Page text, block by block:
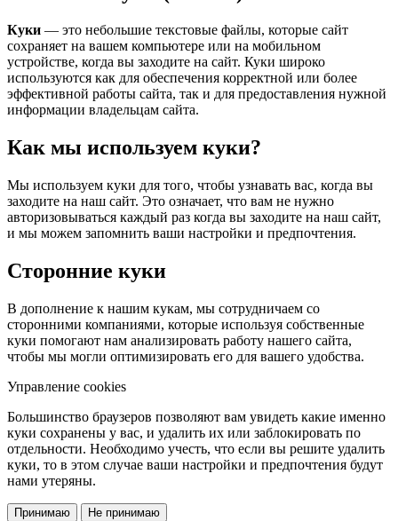
Куки — это небольшие текстовые файлы, которые сайт
сохраняет на вашем компьютере или на мобильном
устройстве, когда вы заходите на сайт. Куки широко
используются как для обеспечения корректной или более
эффективной работы сайта, так и для предоставления нужной
информации владельцам сайта.
Как мы используем куки?
Мы используем куки для того, чтобы узнавать вас, когда вы
заходите на наш сайт. Это означает, что вам не нужно
авторизовываться каждый раз когда вы заходите на наш сайт,
и мы можем запомнить ваши настройки и предпочтения.
Сторонние куки
В дополнение к нашим кукам, мы сотрудничаем со
сторонними компаниями, которые используя собственные
куки помогают нам анализировать работу нашего сайта,
чтобы мы могли оптимизировать его для вашего удобства.
Управление cookies
Большинство браузеров позволяют вам увидеть какие именно
куки сохранены у вас, и удалить их или заблокировать по
отдельности. Необходимо учесть, что если вы решите удалить
куки, то в этом случае ваши настройки и предпочтения будут
нами утеряны.
Принимаю Не принимаю